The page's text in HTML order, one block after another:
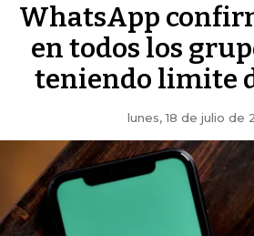
WhatsApp
en todos los
teniendo limite
lunes, 18 de julio de